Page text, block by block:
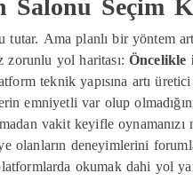
tutar. Ama planlı bir yöntem
zorunlu yol haritası:
teknik yapısına artı
emniyetli var olup
vakit keyifle oynamanızı
olanların deneyimlerini
okumak dahi yol